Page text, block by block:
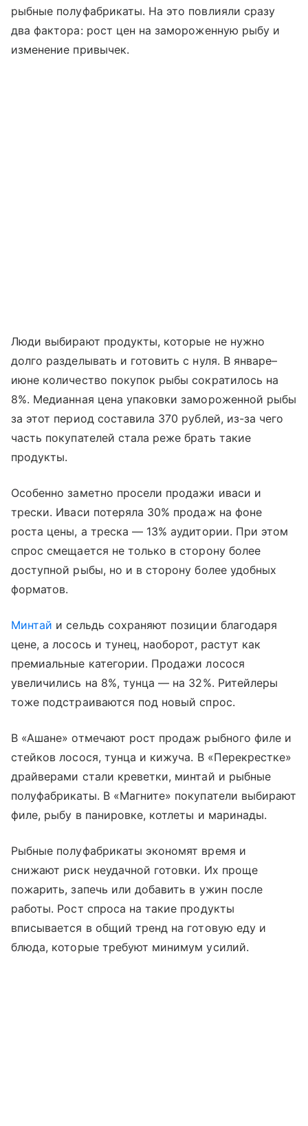
рыбные полуфабрикаты. На это повлияли сразу
два фактора: рост цен на замороженную рыбу и
изменение привычек.
Люди выбирают продукты, которые не нужно
долго разделывать и готовить с нуля. В январе–
июне количество покупок рыбы сократилось на
8%. Медианная цена упаковки замороженной рыбы
за этот период составила 370 рублей, из-за чего
часть покупателей стала реже брать такие
продукты.
Особенно заметно просели продажи иваси и
трески. Иваси потеряла 30% продаж на фоне
роста цены, а треска — 13% аудитории. При этом
спрос смещается не только в сторону более
доступной рыбы, но и в сторону более удобных
форматов.
Минтай и сельдь сохраняют позиции благодаря
цене, а лосось и тунец, наоборот, растут как
премиальные категории. Продажи лосося
увеличились на 8%, тунца — на 32%. Ритейлеры
тоже подстраиваются под новый спрос.
В «Ашане» отмечают рост продаж рыбного филе и
стейков лосося, тунца и кижуча. В «Перекрестке»
драйверами стали креветки, минтай и рыбные
полуфабрикаты. В «Магните» покупатели выбирают
филе, рыбу в панировке, котлеты и маринады.
Рыбные полуфабрикаты экономят время и
снижают риск неудачной готовки. Их проще
пожарить, запечь или добавить в ужин после
работы. Рост спроса на такие продукты
вписывается в общий тренд на готовую еду и
блюда, которые требуют минимум усилий.